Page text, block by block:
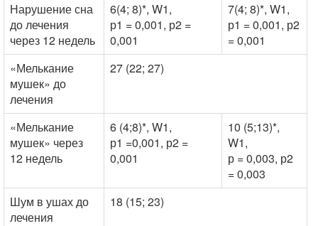
Нарушение сна
до лечения
через 12 недель
6(4; 8)*, W1,
р1 = 0,001, р2 =
0,001
7(4; 8)*, W1,
р1 = 0,001, р2
= 0,001
«Мелькание
мушек» до
лечения
27 (22; 27)
«Мелькание
мушек» через
12 недель
6 (4;8)*, W1,
р1 =0,001, р2 =
0,001
10 (5;13)*,
W1,
р = 0,003, р2
= 0,003
Шум в ушах до
лечения
18 (15; 23)